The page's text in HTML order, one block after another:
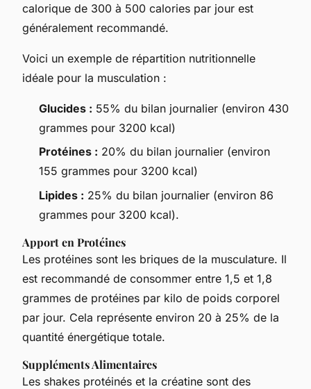
calorique de 300 à 500 calories par jour est
généralement recommandé.
Voici un exemple de répartition nutritionnelle
idéale pour la musculation :
Glucides : 55% du bilan journalier (environ 430
grammes pour 3200 kcal)
Protéines : 20% du bilan journalier (environ
155 grammes pour 3200 kcal)
Lipides : 25% du bilan journalier (environ 86
grammes pour 3200 kcal).
Apport en Protéines
Les protéines sont les briques de la musculature. Il
est recommandé de consommer entre 1,5 et 1,8
grammes de protéines par kilo de poids corporel
par jour. Cela représente environ 20 à 25% de la
quantité énergétique totale.
Suppléments Alimentaires
Les shakes protéinés et la créatine sont des